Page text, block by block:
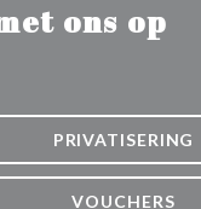
ons op
PRIVATISERING
VOUCHERS